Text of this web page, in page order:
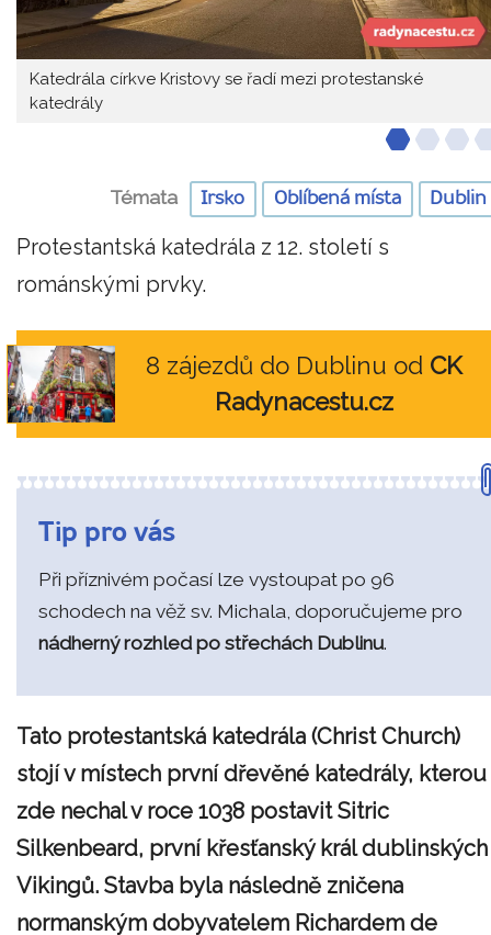
Katedrála církve Kristovy se řadí mezi protestanské
katedrály
Témata Irsko Oblíbená místa Dublin
Protestantská katedrála z 12. století s
románskými prvky.
8 zájezdů do Dublinu od CK
Radynacestu.cz
Tip pro vás
Při příznivém počasí lze vystoupat po 96
schodech na věž sv. Michala, doporučujeme pro
nádherný rozhled po střechách Dublinu.
Tato protestantská katedrála (Christ Church)
stojí v místech první dřevěné katedrály, kterou
zde nechal v roce 1038 postavit Sitric
Silkenbeard, první křesťanský král dublinských
Vikingů. Stavba byla následně zničena
normanským dobyvatelem Richardem de